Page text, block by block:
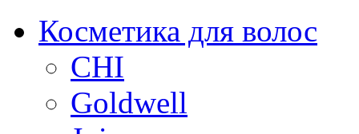
Косметика для волос
CHI
Goldwell